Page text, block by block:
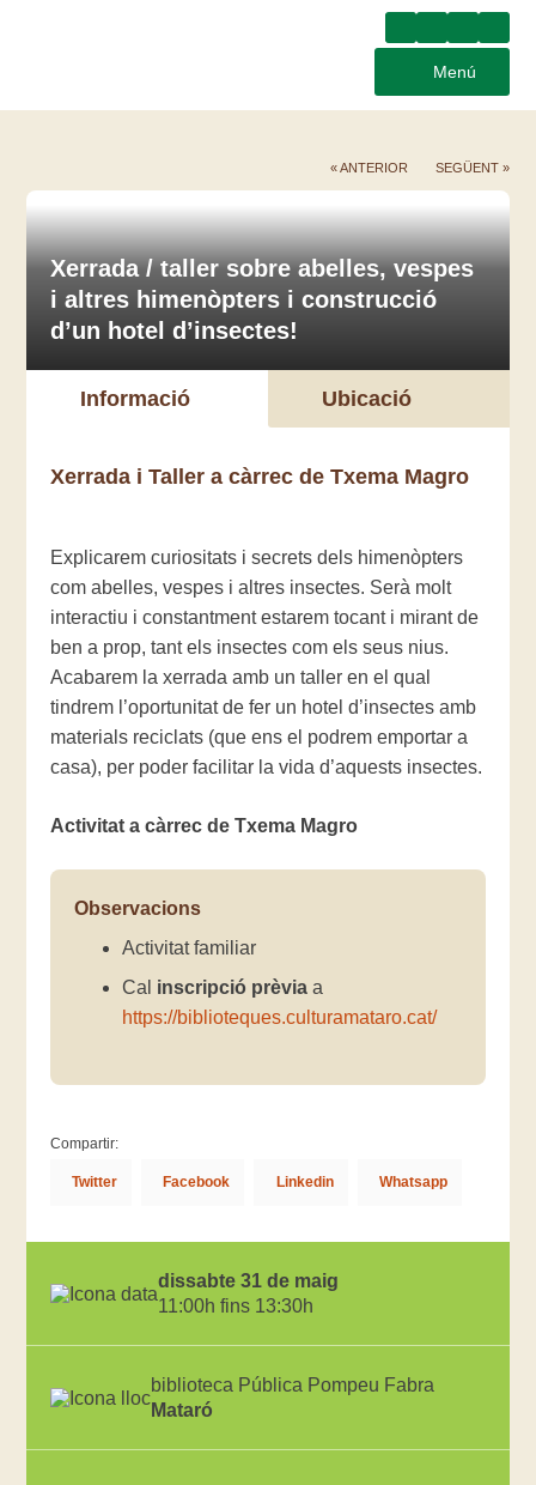
Menú
« ANTERIOR SEGÜENT »
Xerrada / taller sobre abelles, vespes
i altres himenòpters i construcció
d’un hotel d’insectes!
Informació Ubicació
Xerrada i Taller a càrrec de Txema Magro
Explicarem curiositats i secrets dels himenòpters
com abelles, vespes i altres insectes. Serà molt
interactiu i constantment estarem tocant i mirant de
ben a prop, tant els insectes com els seus nius.
Acabarem la xerrada amb un taller en el qual
tindrem l’oportunitat de fer un hotel d’insectes amb
materials reciclats (que ens el podrem emportar a
casa), per poder facilitar la vida d’aquests insectes.
Activitat a càrrec de Txema Magro
Observacions
Activitat familiar
Cal inscripció prèvia a
https://biblioteques.culturamataro.cat/
Compartir:
Twitter Facebook Linkedin Whatsapp
dissabte 31 de maig
11:00h fins 13:30h
biblioteca Pública Pompeu Fabra
Mataró